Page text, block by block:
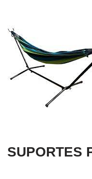
SUPORTES